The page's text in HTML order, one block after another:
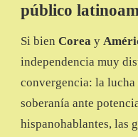
público
Si bien Corea y
independencia muy
convergencia: la lucha
soberanía ante
hispanohablantes, las